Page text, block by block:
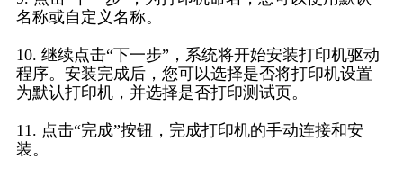
名称或自定义名称。
10. 继续点击“下一步”，系统将开始安装打印机驱动
程序。安装完成后，您可以选择是否将打印机设置
为默认打印机，并选择是否打印测试页。
11. 点击“完成”按钮，完成打印机的手动连接和安
装。